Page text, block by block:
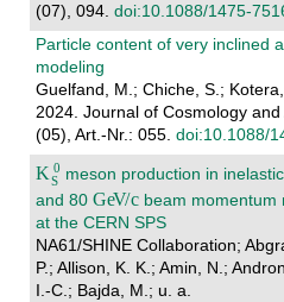
(07), 094. doi:10.1088/1475-
Particle content of very inclined
modeling
Guelfand, M.; Chiche, S.;
2024. Journal of Cosmology
(05), Art.-Nr.: 055. doi:10.1088/
meson production in
and 80
beam momentum
at the CERN SPS
NA61/SHINE Collaboration;
P.; Allison, K. K.; Amin, N.;
I.-C.; Bajda, M.; u. a.